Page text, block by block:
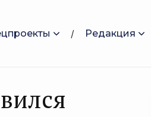
Редакция